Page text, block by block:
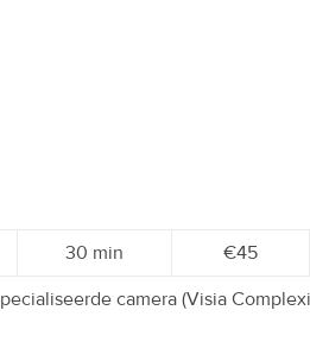
30 min €45
camera (Visia